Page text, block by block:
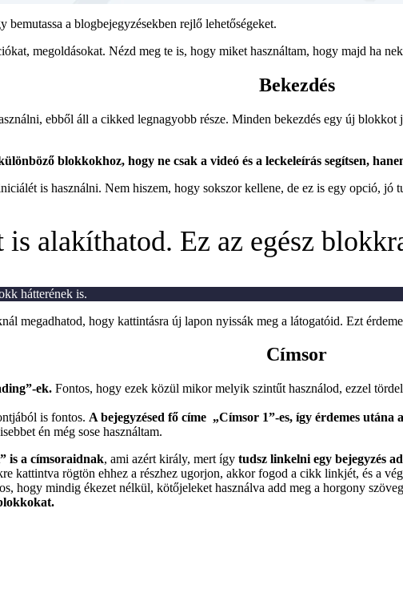
a blogbejegyzésekben rejlő lehetőségeket.
megoldásokat. Nézd meg te is, hogy miket használtam, hogy majd ha
Bekezdés
ebből áll a cikked legnagyobb része. Minden bekezdés egy új
blokkokhoz, hogy ne csak a videó és a leckeleírás segítsen,
is használni. Nem hiszem, hogy sokszor kellene, de ez is egy opció, jó
is alakíthatod. Ez az egész
hátterének is.
megadhatod, hogy kattintásra új lapon nyissák meg a látogatóid. Ezt
Címsor
ek. Fontos, hogy ezek közül mikor melyik szintűt használod, ezzel
is fontos. A bejegyzésed fő címe „Címsor 1”-es, így érdemes
én még sose használtam.
is a címsoraidnak, ami azért király, mert így tudsz linkelni egy bejegyzés
kattintva rögtön ehhez a részhez ugorjon, akkor fogod a cikk linkjét, és a
hogy mindig ékezet nélkül, kötőjeleket használva add meg a horgony